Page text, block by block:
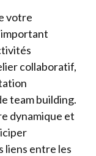
votre
important
collaboratif,
team building.
dynamique et
liens entre les